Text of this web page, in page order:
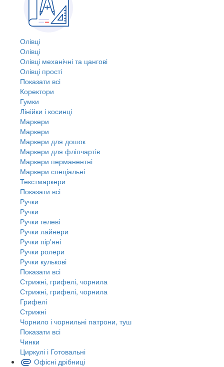
Олівці
Олівці
Олівці механічні та цангові
Олівці прості
Показати всі
Коректори
Гумки
Лінійки і косинці
Маркери
Маркери
Маркери для дошок
Маркери для фліпчартів
Маркери перманентні
Маркери спеціальні
Текстмаркери
Показати всі
Ручки
Ручки
Ручки гелеві
Ручки лайнери
Ручки пір'яні
Ручки ролери
Ручки кулькові
Показати всі
Стрижні, грифелі, чорнила
Стрижні, грифелі, чорнила
Грифелі
Стрижні
Чорнило і чорнильні патрони, туш
Показати всі
Чинки
Циркулі і Готовальні
Офісні дрібниці